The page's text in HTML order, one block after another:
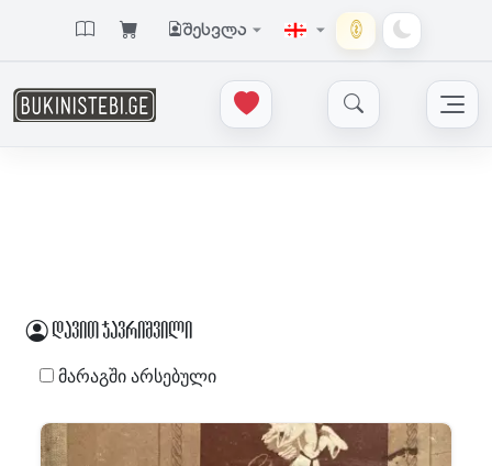
შესვლა
დავით ჯავრიშვილი
მარაგში არსებული